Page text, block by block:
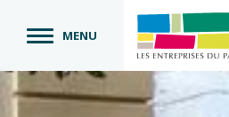
MENU